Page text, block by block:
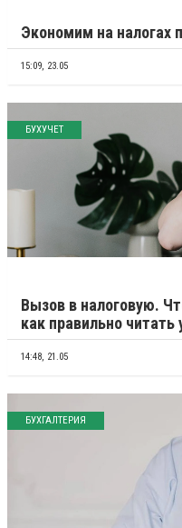
Экономим на налогах
15:09, 23.05
БУХУЧЕТ
Вызов в налоговую.
как правильно
14:48, 21.05
БУХГАЛТЕРИЯ